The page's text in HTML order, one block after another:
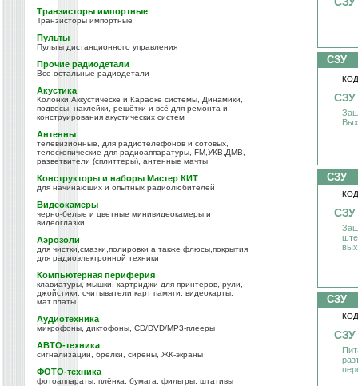
Транзисторы импортные
Транзисторы импортные
Пульты
Пульты дистанционного управления
Прочие радиодетали
Все остальные радиодетали
Акустика
Колонки,Аккустическе и Караоке системы, Динамики,
подвесы, наклейки, решётки и всё для ремонта и
конструирования акустических систем
Антенны
телевизионные, для радиотелефонов и сотовых,
телескопические для радиоаппаратуры, FM,УКВ,ДМВ,
разветвители (сплиттеры), антенные мачты
Конструкторы и наборы Мастер КИТ
для начинающих и опытных радиолюбителей
Видеокамеры
черно-белые и цветные минивидеокамеры и
видеоглазки
Аэрозоли
для чистки,смазки,полировки а также флюсы,покрытия
для радиоэлектронной техники
Компьютерная периферия
клавиатуры, мышки, картриджи для принтеров, рули,
джойстики, считыватели карт памяти, видеокарты,
мат.платы
Аудиотехника
микрофоны, диктофоны, CD/DVD/MP3-плееры
АВТО-техника
сигнализации, брелки, сирены, ЖК-экраны
ФОТО-техника
фотоаппараты, плёнка, бумага, фильтры, штативы
СЗУ
СЗУ
СЗУ
СЗУ
СЗУ
СЗУ